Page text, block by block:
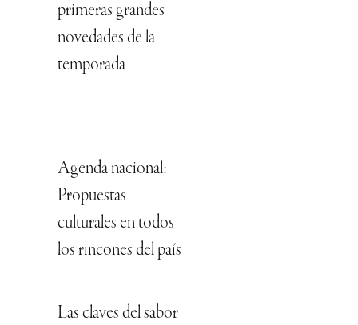
primeras grandes
novedades de la
temporada
Agenda nacional:
Propuestas
culturales en todos
los rincones del país
Las claves del sabor